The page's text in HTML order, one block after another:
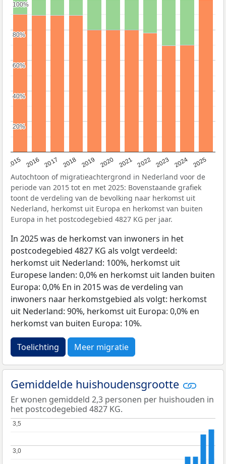
2015 2016 2017 2018 2019 2020 2021 2022 2023 2024 2025
20%
20%
40%
40%
60%
60%
80%
80%
100%
100%
Autochtoon of migratieachtergrond in Nederland voor de
periode van 2015 tot en met 2025: Bovenstaande grafiek
toont de verdeling van de bevolking naar herkomst uit
Nederland, herkomst uit Europa en herkomst van buiten
Europa in het postcodegebied 4827 KG per jaar.
In 2025 was de herkomst van inwoners in het
postcodegebied 4827 KG als volgt verdeeld:
herkomst uit Nederland: 100%, herkomst uit
Europese landen: 0,0% en herkomst uit landen buiten
Europa: 0,0% En in 2015 was de verdeling van
inwoners naar herkomstgebied als volgt: herkomst
uit Nederland: 90%, herkomst uit Europa: 0,0% en
herkomst van buiten Europa: 10%.
Toelichting Meer migratie
Gemiddelde huishoudensgrootte
Er wonen gemiddeld 2,3 personen per huishouden in
het postcodegebied 4827 KG.
3,0
3,0
3,5
3,5